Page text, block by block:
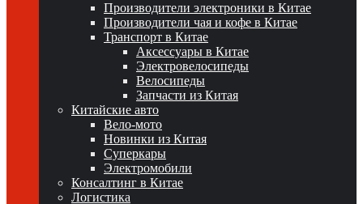
Производители электроники в Китае
Производители чая и кофе в Китае
Транспорт в Китае
Аксессуары в Китае
Электровелосипеды
Велосипеды
Запчасти из Китая
Китайские авто
Вело-мото
Новинки из Китая
Суперкары
Электромобили
Консалтинг в Китае
Логистика